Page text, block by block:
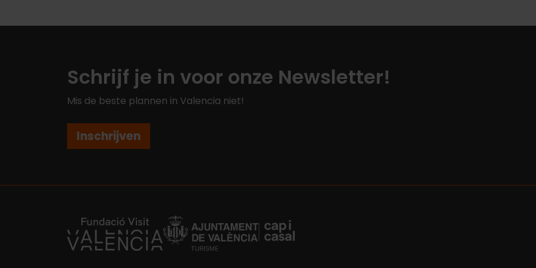
Schrijf je in voor onze Newsletter!
Mis de beste plannen in Valencia niet!
Inschrijven
https://fundacion.visitvalencia.com/